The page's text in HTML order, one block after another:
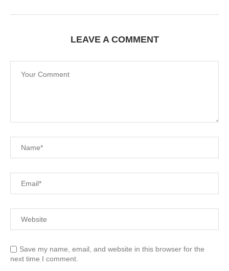
LEAVE A COMMENT
Save my name, email, and website in this browser for the
next time I comment.